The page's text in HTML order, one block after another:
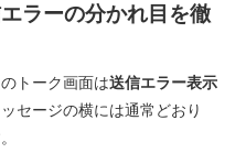
ラーの分かれ目を徹
トーク画面は送信エラー表示
セージの横には通常どおり